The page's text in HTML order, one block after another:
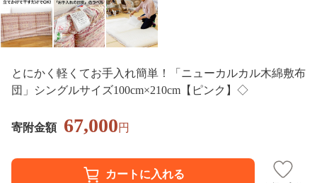
とにかく軽くてお手入れ簡単！「ニューカルカル木綿敷布
団」シングルサイズ100cm×210cm【ピンク】◇
寄附金額 67,000円